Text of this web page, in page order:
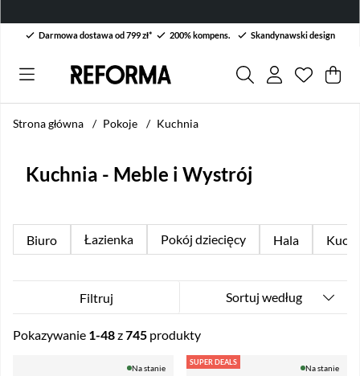
Darmowa dostawa od 799 zł* 200% kompens. Skandynawski design
Lista
Liczba w
. .
Strona główna Pokoje Kuchnia
Kuchnia - Meble i Wystrój
Biuro Łazienka Pokój dziecięcy Hala
Filtruj Sortuj według
Pokazywanie 1-48z745 produkty
Na stanie
SUPER DEALS
Na stanie